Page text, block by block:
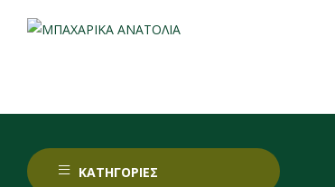
ΚΑΤΗΓΟΡΙΕΣ